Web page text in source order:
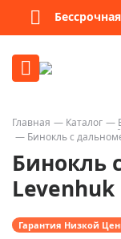
Главная Каталог
Бинокль с
Бинокль
Levenhuk
Гарантия Низкой